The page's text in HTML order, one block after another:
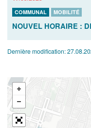
COMMUNAL MOBILITÉ
NOUVEL HORAIRE :
Dernière modification: